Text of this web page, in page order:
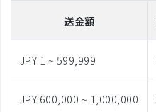
送金額
JPY 1 ~ 599,999
JPY 600,000 ~ 1,000,000